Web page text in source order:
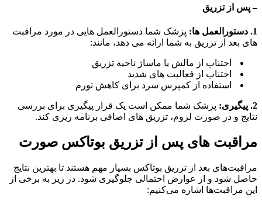
– پس از تزریق
1. دستورالعمل ها:
پزشک شما دستورالعمل هایی در مورد مراقبت
های بعد از تزریق به شما ارائه می دهد، مانند:
اجتناب از مالش یا ماساژ ناحیه تزریق
اجتناب از فعالیت های شدید
استفاده از کمپرس سرد برای کاهش تورم
2. پیگیری:
پزشک شما ممکن است یک قرار پیگیری برای بررسی
نتایج و در صورت لزوم، تزریق های اضافی برنامه ریزی کند.
مراقبت های پس از تزریق بوتاکس صورت
مراقبت‌های بعد از تزریق بوتاکس بسیار مهم هستند تا بهترین نتایج
حاصل شود و از عوارض احتمالی جلوگیری شود. در زیر به برخی از
این مراقبت‌ها اشاره می‌کنیم: